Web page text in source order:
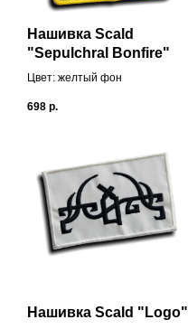
Нашивка Scald
"Sepulchral Bonfire"
Цвет: желтый фон
698 р.
Нашивка Scald "Logo"